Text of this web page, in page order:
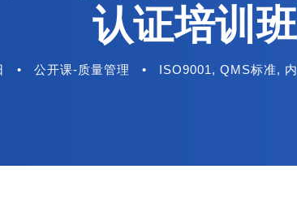
认证培训班
• 公开课-质量管理 • ISO9001, QMS标准,